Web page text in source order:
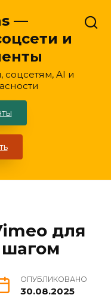
—
и
AI и
для
шагом
ОПУБЛИКОВАНО
30.08.2025